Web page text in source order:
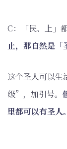
C：「民、上」
止，那自然是「
这个圣人可以
级”，加引号。
里都可以有圣人。